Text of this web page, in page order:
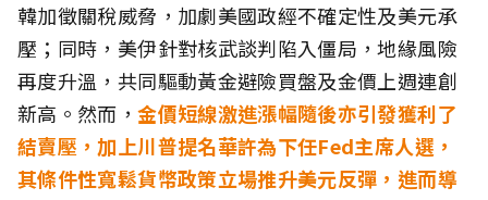
韓加徵關稅威脅，加劇美國政經不確定性及美元承
壓；同時，美伊針對核武談判陷入僵局，地緣風險
再度升溫，共同驅動黃金避險買盤及金價上週連創
新高。然而，金價短線激進漲幅隨後亦引發獲利了
結賣壓，加上川普提名華許為下任Fed主席人選，
其條件性寬鬆貨幣政策立場推升美元反彈，進而導